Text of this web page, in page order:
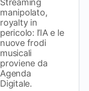
Streaming
manipolato,
royalty in
pericolo: l’IA e le
nuove frodi
musicali
proviene da
Agenda
Digitale.